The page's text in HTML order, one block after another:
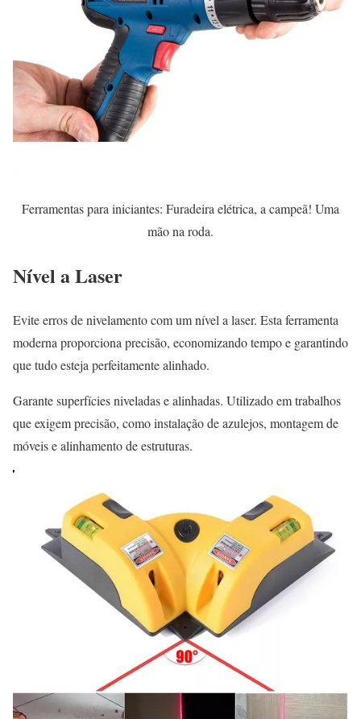
Ferramentas para iniciantes: Furadeira elétrica, a campeã! Uma
mão na roda.
Nível a Laser
Evite erros de nivelamento com um nível a laser. Esta ferramenta
moderna proporciona precisão, economizando tempo e garantindo
que tudo esteja perfeitamente alinhado.
Garante superfícies niveladas e alinhadas. Utilizado em trabalhos
que exigem precisão, como instalação de azulejos, montagem de
móveis e alinhamento de estruturas.